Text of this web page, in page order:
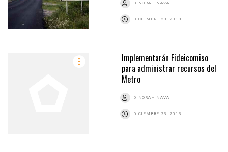
DINORAH NAVA
DICIEMBRE 23, 2013
Implementarán Fideicomiso
para administrar recursos del
Metro
DINORAH NAVA
DICIEMBRE 23, 2013